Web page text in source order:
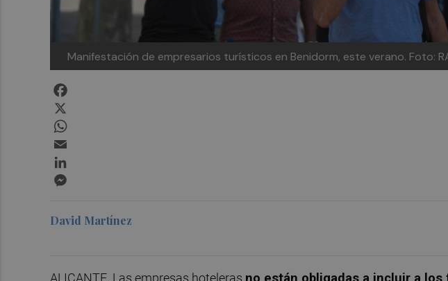
Manifestación de empresarios turísticos en Benidorm, este verano. Foto:
David Martínez